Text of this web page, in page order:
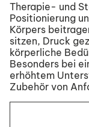
Therapie- und
Positionierung
Körpers
sitzen, Druck
körperliche
Besonders bei
erhöhtem
Zubehör von